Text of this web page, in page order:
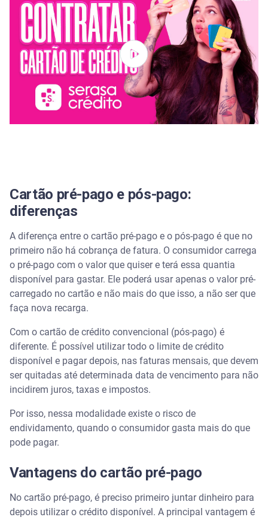
Cartão pré-pago e pós-pago:
diferenças
A diferença entre o cartão pré-pago e o pós-pago é que no
primeiro não há cobrança de fatura. O consumidor carrega
o pré-pago com o valor que quiser e terá essa quantia
disponível para gastar. Ele poderá usar apenas o valor pré-
carregado no cartão e não mais do que isso, a não ser que
faça nova recarga.
Com o cartão de crédito convencional (pós-pago) é
diferente. É possível utilizar todo o limite de crédito
disponível e pagar depois, nas faturas mensais, que devem
ser quitadas até determinada data de vencimento para não
incidirem juros, taxas e impostos.
Por isso, nessa modalidade existe o risco de
endividamento, quando o consumidor gasta mais do que
pode pagar.
Vantagens do cartão pré-pago
No cartão pré-pago, é preciso primeiro juntar dinheiro para
depois utilizar o crédito disponível. A principal vantagem é